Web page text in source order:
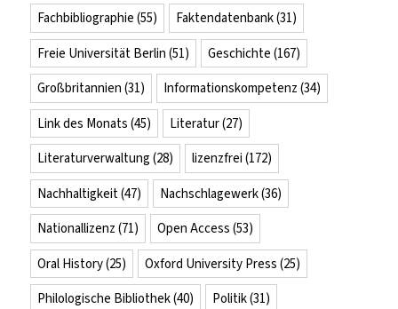
Fachbibliographie (55) Faktendatenbank(31)
Freie Universität Berlin (51) Geschichte (167)
Großbritannien (31) Informationskompetenz (34)
Link des Monats (45) Literatur(27)
Literaturverwaltung (28) lizenzfrei (172)
Nachhaltigkeit(47) Nachschlagewerk(36)
Nationallizenz (71) Open Access (53)
Oral History(25) Oxford University Press (25)
Philologische Bibliothek(40) Politik(31)